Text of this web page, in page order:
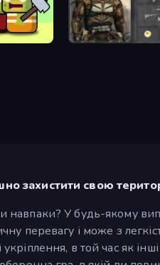
& Survive War Groups
захистити свою
У будь-якому
перевагу і може з
укріплення, в той час як